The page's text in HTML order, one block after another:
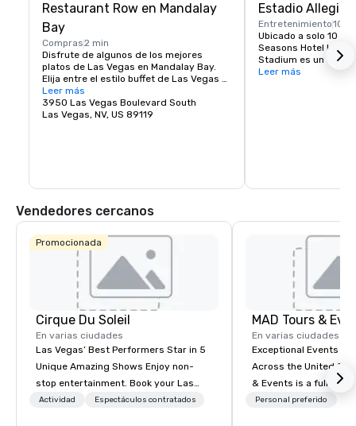
Restaurant Row en Mandalay
Bay
Compras2 min
Disfrute de algunos de los mejores
platos de Las Vegas en Mandalay Bay.
Elija entre el estilo buffet de Las Vegas
con cada tipo de cocina o reservas para
restaurantes de alta cocina.
Leer más
3950 Las Vegas Boulevard South
Las Vegas, NV, US 89119
Estadio
Entretenimiento10
Ubicado a solo 10
Seasons Hotel Las
Stadium es un
eventos, destacado
clase, incluidos
Leer más
Vendedores cercanos
Promocionada
Cirque Du Soleil
En varias ciudades
Las Vegas’ Best Performers Star in 5
Unique Amazing Shows Enjoy non-
stop entertainment. Book your Las
Vegas show tickets.
Actividad Espectáculos contratados
MAD Tours &
En varias ciudades
Exceptional Events &
Across the United States! MAD
& Events is a full-
Management
Personal preferido